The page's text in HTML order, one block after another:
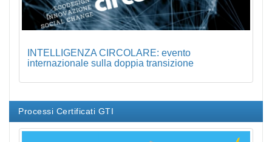
INTELLIGENZA CIRCOLARE: evento
internazionale sulla doppia transizione
Processi Certificati GTI